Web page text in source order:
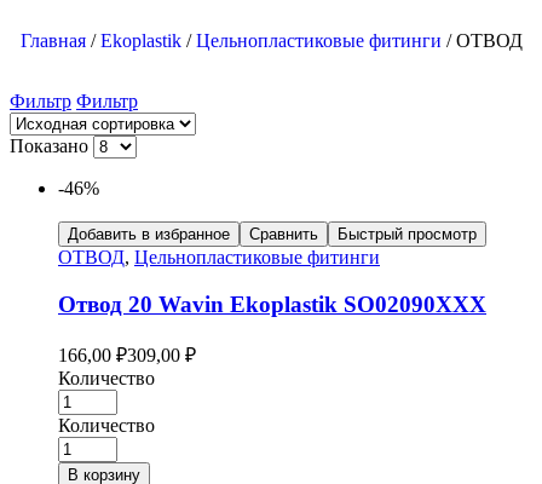
Главная/Ekoplastik/Цельнопластиковые фитинги /ОТВОД
Фильтр Фильтр
Показано
-46%
Добавить в избранное Сравнить Быстрый просмотр
ОТВОД, Цельнопластиковые фитинги
Отвод 20 Wavin Ekoplastik SO02090XXX
166,00 ₽309,00 ₽
Количество
Количество
В корзину